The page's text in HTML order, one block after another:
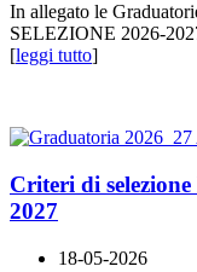
In allegato le
SELEZIONE 2026-
[leggi tutto]
Criteri di
2027
18-05-2026